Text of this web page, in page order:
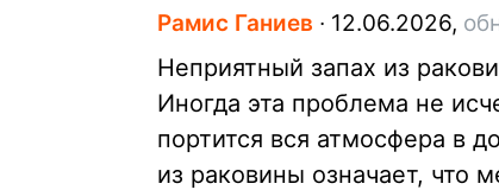
Рамис Ганиев ∙ 12.06.2026,
Неприятный запах из
Иногда эта проблема не
портится вся атмосфера в
из раковины означает, что